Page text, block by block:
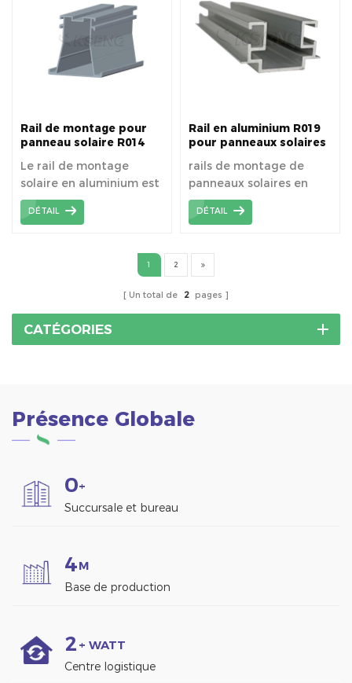
Fasten sont de bonne
qualité avec un prix de
rails solaires rentable. 3.
Les rails solaires
conviennent
en métal. 4. De
nombreuses solutions
pour répondre aux
différentes exigences
haute résistance, anti-
UV et haute fréquence.
résistance chimique et
Rail de montage pour
panneau solaire R014
Le rail de montage
solaire en aluminium est
fabriqué en alliage
d'aluminium extrudé à
DÉTAIL
Rail en aluminium R019
pour panneaux solaires
rails de montage de
panneaux solaires en
aluminium
DÉTAIL
1 2
Un total de 2 pages
CATÉGORIES
Présence Globale
0+
Succursale et bureau
4M
Base de production
2 + WATT
Centre logistique